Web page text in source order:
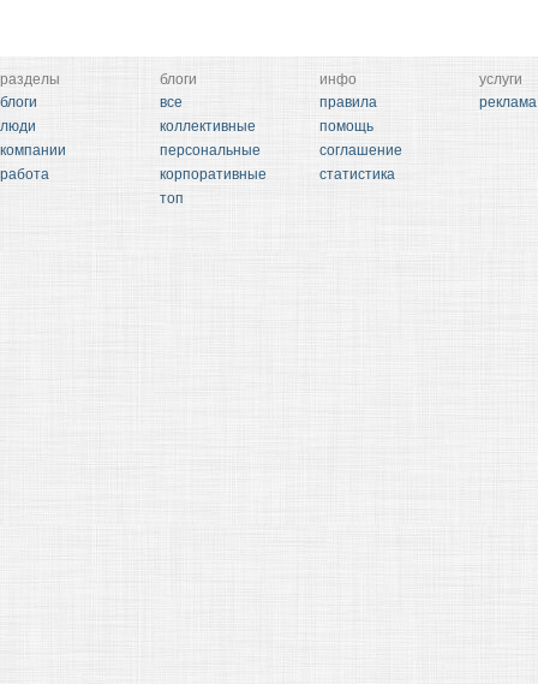
разделы
блоги
люди
компании
работа
блоги
все
коллективные
персональные
корпоративные
топ
инфо
правила
помощь
соглашение
статистика
услуги
реклама